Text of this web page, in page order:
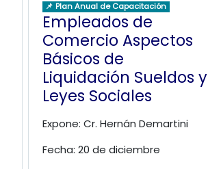
📌 Plan Anual de Capacitación
Empleados de
Comercio Aspectos
Básicos de
Liquidación Sueldos y
Leyes Sociales
Expone: Cr. Hernán Demartini
Fecha: 20 de diciembre